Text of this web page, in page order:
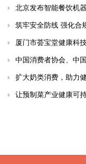
北京发布智能餐饮机
筑牢安全防线 强化合规
厦门市荟宝堂健康科
中国消费者协会、中国
扩大奶类消费，助力
让预制菜产业健康可